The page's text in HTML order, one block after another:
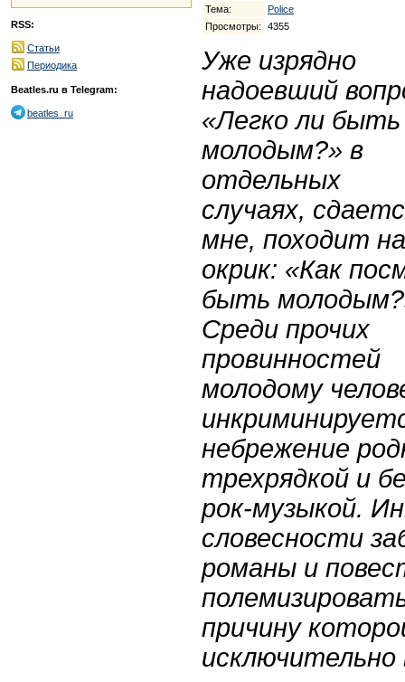
RSS:
Статьи
Периодика
Beatles.ru в Telegram:
beatles_ru
Тема:
Police
Просмотры:
4355
Уже изрядно
надоевший
«Легко ли быть
молодым?» в
отдельных
случаях,
мне, походит на
окрик: «Как
быть
Среди прочих
провинностей
молодому
небрежение
трехрядкой и
рок-музыкой.
словесности
романы и
причину